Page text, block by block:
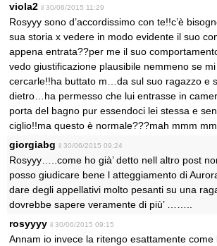
viola2 il 30/06/2015 11:29
Rosyyy sono d’accordissimo con te!!c’è
sua storia x vedere in modo evidente il suo
appena entrata??per me il suo
vedo giustificazione plausibile nemmeno se
cercarle!!ha buttato m…da sul suo ragazzo e
dietro…ha permesso che lui entrasse in
porta del bagno pur essendoci lei stessa e
ciglio!!ma questo è normale???mah mmm
giorgiabg il 30/06/2015 09:24
Rosyyy…..come ho già’ detto nell altro post
posso giudicare bene l atteggiamento di
dare degli appellativi molto pesanti su una
dovrebbe sapere veramente di più’ ……..
rosyyyy il 30/06/2015 09:15
Annam io invece la ritengo esattamente come